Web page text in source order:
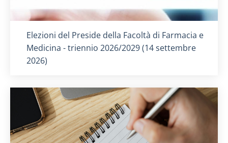
Titolo card :
Elezioni del Preside della Facoltà di Farmacia e
Medicina - triennio 2026/2029 (14 settembre
2026)